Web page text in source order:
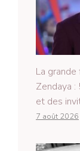
La
Zendaya
et des
7 août 2026